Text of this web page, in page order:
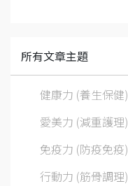
所有文章主題
健康力 (養生保健)
愛美力 (減重護理)
免疫力 (防疫免疫)
行動力 (筋骨調理)